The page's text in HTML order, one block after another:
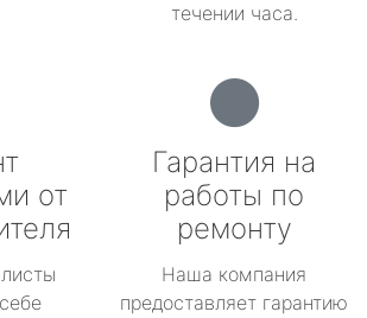
течении часа.
от
Гарантия на
работы по
ремонту
Наша компания
предоставляет гарантию